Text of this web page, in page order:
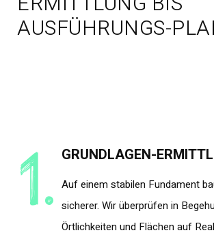
AUSFÜHRUNGS-
1. GRUNDLAGEN-
Auf einem stabilen Fundament
sicherer. Wir überprüfen in
Örtlichkeiten und Flächen auf